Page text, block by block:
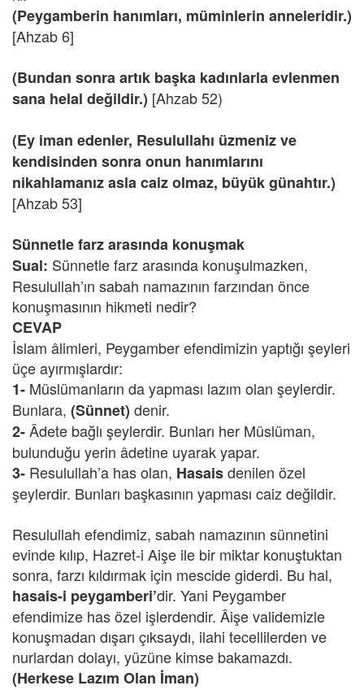
(Peygamberin hanımları, müminlerin anneleridir.)
[Ahzab 6]
(Bundan sonra artık başka kadınlarla evlenmen
sana helal değildir.) [Ahzab 52)
(Ey iman edenler, Resulullahı üzmeniz ve
kendisinden sonra onun hanımlarını
nikahlamanız asla caiz olmaz, büyük günahtır.)
[Ahzab 53]
Sünnetle farz arasında konuşmak
Sual: Sünnetle farz arasında konuşulmazken,
Resulullah’ın sabah namazının farzından önce
konuşmasının hikmeti nedir?
CEVAP
İslam âlimleri, Peygamber efendimizin yaptığı şeyleri
üçe ayırmışlardır:
1- Müslümanların da yapması lazım olan şeylerdir.
Bunlara, (Sünnet) denir.
2-Âdete bağlı şeylerdir. Bunları her Müslüman,
bulunduğu yerin âdetine uyarak yapar.
3- Resulullah’a has olan, Hasaisdenilen özel
şeylerdir. Bunları başkasının yapması caiz değildir.
Resulullah efendimiz, sabah namazının sünnetini
evinde kılıp, Hazret-i Aişe ile bir miktar konuştuktan
sonra, farzı kıldırmak için mescide giderdi. Bu hal,
hasais-i peygamberi’dir. Yani Peygamber
efendimize has özel işlerdendir. Âişe validemizle
konuşmadan dışarı çıksaydı, ilahi tecellilerden ve
nurlardan dolayı, yüzüne kimse bakamazdı.
(Herkese Lazım Olan İman)